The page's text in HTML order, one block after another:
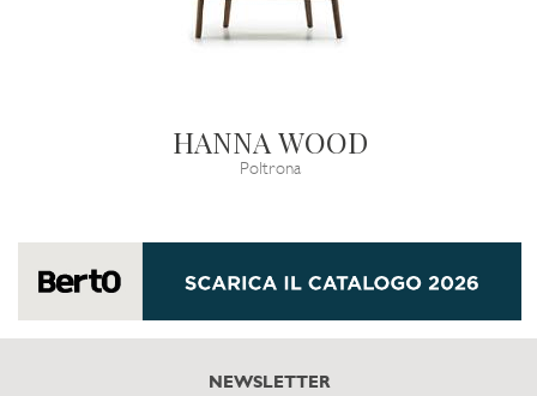
HANNA WOOD
Poltrona
NEWSLETTER